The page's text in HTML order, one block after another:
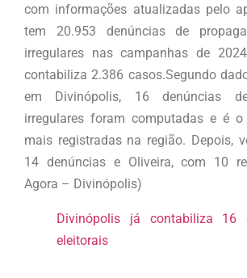
com informações atualizadas pelo
tem 20.953 denúncias de
irregulares nas campanhas de
contabiliza 2.386 casos.Segundo
em Divinópolis, 16 denúncias
irregulares foram computadas e é
mais registradas na região. Depois,
14 denúncias e Oliveira, com 10
Agora – Divinópolis)
Divinópolis já contabiliza 16
eleitorais